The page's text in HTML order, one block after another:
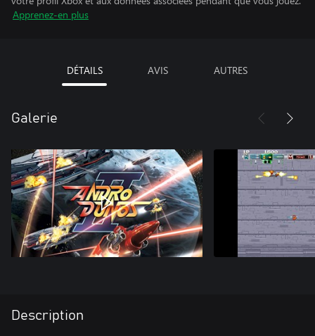
Apprenez-en plus
DÉTAILS AVIS AUTRES
Galerie
Description